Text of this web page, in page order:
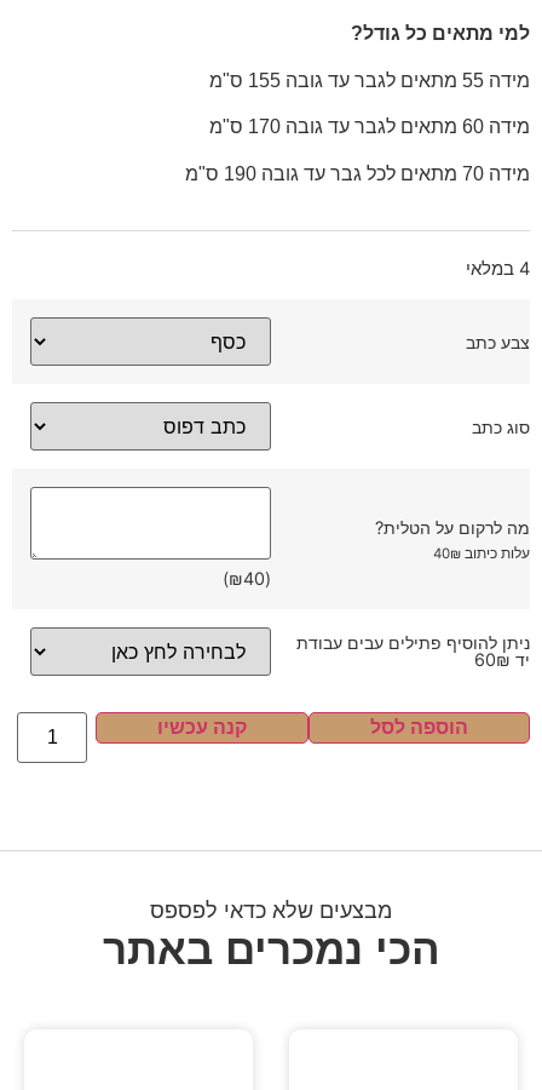
למי מתאים כל גודל?
מידה 55 מתאים לגבר עד גובה 155 ס"מ
מידה 60 מתאים לגבר עד גובה 170 ס"מ
מידה 70 מתאים לכל גבר עד גובה 190 ס"מ
4 במלאי
צבע כתב
סוג כתב
מה לרקום על הטלית?
עלות כיתוב 40₪
(
₪40
)
ניתן להוסיף פתילים עבים עבודת
יד 60₪
הוספה לסל קנה עכשיו
מבצעים שלא כדאי לפספס
הכי נמכרים באתר